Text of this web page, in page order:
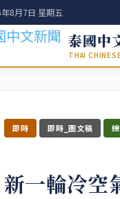
8月7日 星期五
泰國中
THAI
即時 即時_圖文稿
新一輪冷空